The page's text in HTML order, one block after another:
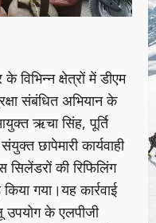
के विभिन्न क्षेत्रों में डीएम
संबंधित अभियान के
ऋचा सिंह, पूर्ति
छापेमारी कार्यवाही
की रिफिलिंग
गया।यह कार्रवाई
उपयोग के एलपीजी